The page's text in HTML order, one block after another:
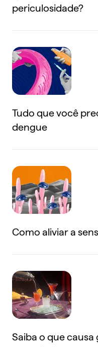
periculosidade?
Tudo que você
dengue
Como aliviar a
Saiba o que